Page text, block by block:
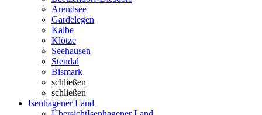
Arendsee
Gardelegen
Kalbe
Klötze
Seehausen
Stendal
Bismark
schließen
schließen
Isenhagener Land